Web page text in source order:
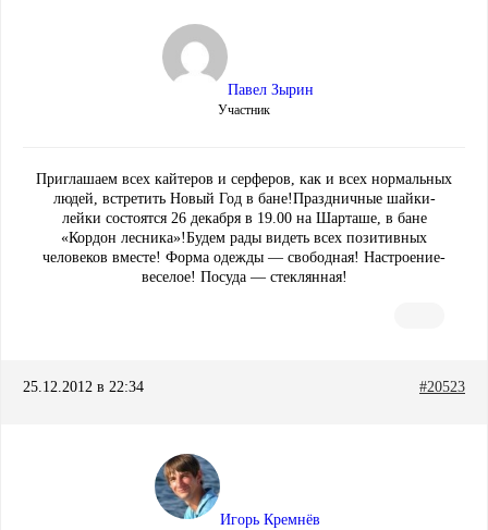
Павел Зырин
Участник
Приглашаем всех кайтеров и серферов, как и всех нормальных
людей, встретить Новый Год в бане!Праздничные шайки-
лейки состоятся 26 декабря в 19.00 на Шарташе, в бане
«Кордон лесника»!Будем рады видеть всех позитивных
человеков вместе! Форма одежды — свободная! Настроение-
веселое! Посуда — стеклянная!
25.12.2012 в 22:34 #20523
Игорь Кремнёв